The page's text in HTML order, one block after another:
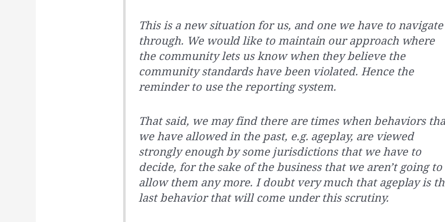
This is a new situation for us, and one we have to navigate
through. We would like to maintain our approach where
the community lets us know when they believe the
community standards have been violated. Hence the
reminder to use the reporting system.
That said, we may find there are times when behaviors
we have allowed in the past, e.g. ageplay, are viewed
strongly enough by some jurisdictions that we have to
decide, for the sake of the business that we aren’t going to
allow them any more. I doubt very much that ageplay is
last behavior that will come under this scrutiny.